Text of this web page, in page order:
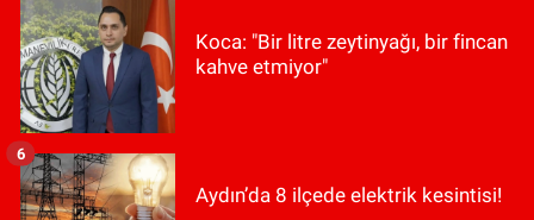
Koca: "Bir litre zeytinyağı, bir fincan
kahve etmiyor"
Aydın’da 8 ilçede elektrik kesintisi!
6